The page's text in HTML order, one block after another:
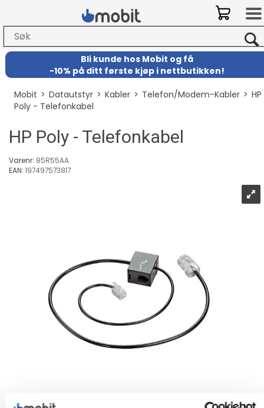
Bli kunde hos Mobit og få
-10% på ditt første kjøp i nettbutikken!
Mobit>Datautstyr>Kabler>Telefon/Modem-Kabler>HP
Poly - Telefonkabel
HP Poly - Telefonkabel
Varenr: 85R55AA
EAN: 197497573817